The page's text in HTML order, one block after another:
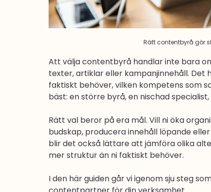
Rätt contentbyrå gör
Att välja contentbyrå handlar inte bara
texter, artiklar eller kampanjinnehåll.
faktiskt behöver, vilken kompetens som
bäst: en större byrå, en nischad
Rätt val beror på era mål. Vill ni öka
budskap, producera innehåll löpande
blir det också lättare att jämföra olika
mer struktur än ni faktiskt behöver.
I den här guiden går vi igenom sju steg